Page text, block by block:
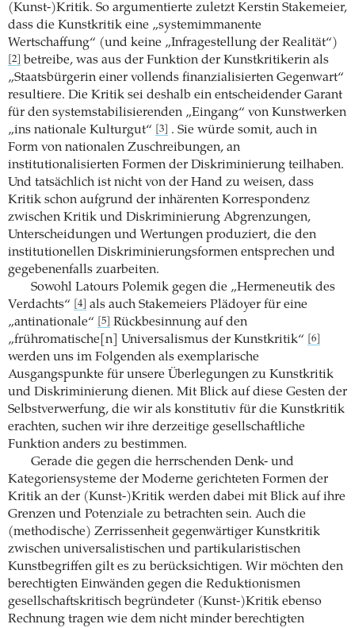
(Kunst-)Kritik. So argumentierte zuletzt Kerstin Stakemeier,
dass die Kunstkritik eine „systemimmanente
Wertschaffung“ (und keine „Infragestellung der Realität“)
[2]
betreibe, was aus der Funktion der Kunstkritikerin als
„Staatsbürgerin einer vollends finanzialisierten Gegenwart“
resultiere. Die Kritik sei deshalb ein entscheidender Garant
für den systemstabilisierenden „Eingang“ von Kunstwerken
„ins nationale Kulturgut“
[3]
. Sie würde somit, auch in
Form von nationalen Zuschreibungen, an
institutionalisierten Formen der Diskriminierung teilhaben.
Und tatsächlich ist nicht von der Hand zu weisen, dass
Kritik schon aufgrund der inhärenten Korrespondenz
zwischen Kritik und Diskriminierung Abgrenzungen,
Unterscheidungen und Wertungen produziert, die den
institutionellen Diskriminierungsformen entsprechen und
gegebenenfalls zuarbeiten.
Sowohl Latours Polemik gegen die „Hermeneutik des
Verdachts“
[4]
als auch Stakemeiers Plädoyer für eine
„antinationale“
[5]
Rückbesinnung auf den
„frühromatische[n] Universalismus der Kunstkritik“
[6]
werden uns im Folgenden als exemplarische
Ausgangspunkte für unsere Überlegungen zu Kunstkritik
und Diskriminierung dienen. Mit Blick auf diese Gesten der
Selbstverwerfung, die wir als konstitutiv für die Kunstkritik
erachten, suchen wir ihre derzeitige gesellschaftliche
Funktion anders zu bestimmen.
Gerade die gegen die herrschenden Denk- und
Kategoriensysteme der Moderne gerichteten Formen der
Kritik an der (Kunst-)Kritik werden dabei mit Blick auf ihre
Grenzen und Potenziale zu betrachten sein. Auch die
(methodische) Zerrissenheit gegenwärtiger Kunstkritik
zwischen universalistischen und partikularistischen
Kunstbegriffen gilt es zu berücksichtigen. Wir möchten den
berechtigten Einwänden gegen die Reduktionismen
gesellschaftskritisch begründeter (Kunst-)Kritik ebenso
Rechnung tragen wie dem nicht minder berechtigten